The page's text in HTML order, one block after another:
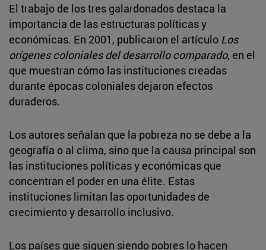
El trabajo de los tres galardonados destaca la
importancia de las estructuras políticas y
económicas. En 2001, publicaron el artículo Los
orígenes coloniales del desarrollo comparado, en el
que muestran cómo las instituciones creadas
durante épocas coloniales dejaron efectos
duraderos.
Los autores señalan que la pobreza no se debe a la
geografía o al clima, sino que la causa principal son
las instituciones políticas y económicas que
concentran el poder en una élite. Estas
instituciones limitan las oportunidades de
crecimiento y desarrollo inclusivo.
Los países que siguen siendo pobres lo hacen